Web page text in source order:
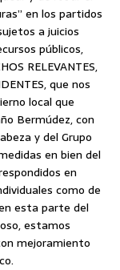
en los partidos
a juicios
públicos,
RELEVANTES,
que nos
local que
Bermúdez, con
y del Grupo
en bien del
en
como de
esta parte del
estamos
mejoramiento